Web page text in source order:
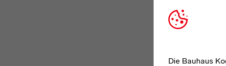
Die Bauhaus